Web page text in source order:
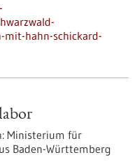
mit-hahn-schickard-
Ministerium für
Baden-Württemberg